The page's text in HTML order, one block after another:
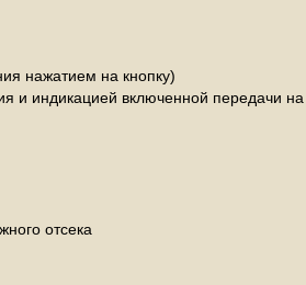
нажатием на кнопку)
и индикацией включенной передачи
отсека